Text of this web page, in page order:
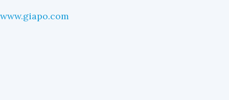
www.giapo.com